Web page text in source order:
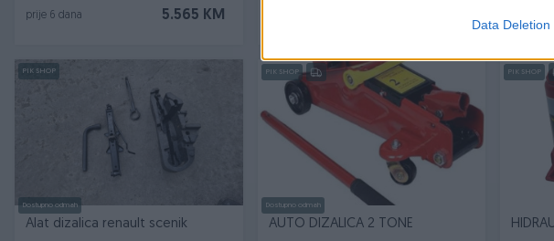
Data Deletion
5.565 KM
prije 6 dana
PIK SHOP
Dostupno odmah
Alat dizalica renault scenik
PIK SHOP
Dostupno odmah
AUTO DIZALICA 2 TONE
PIK SHOP